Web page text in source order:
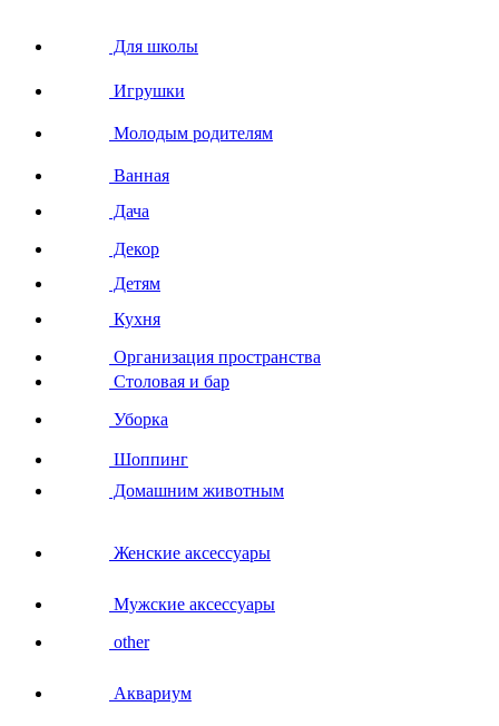
Для школы
Игрушки
Молодым родителям
Ванная
Дача
Декор
Детям
Кухня
Организация пространства
Столовая и бар
Уборка
Шоппинг
Домашним животным
Женские аксессуары
Мужские аксессуары
other
Аквариум